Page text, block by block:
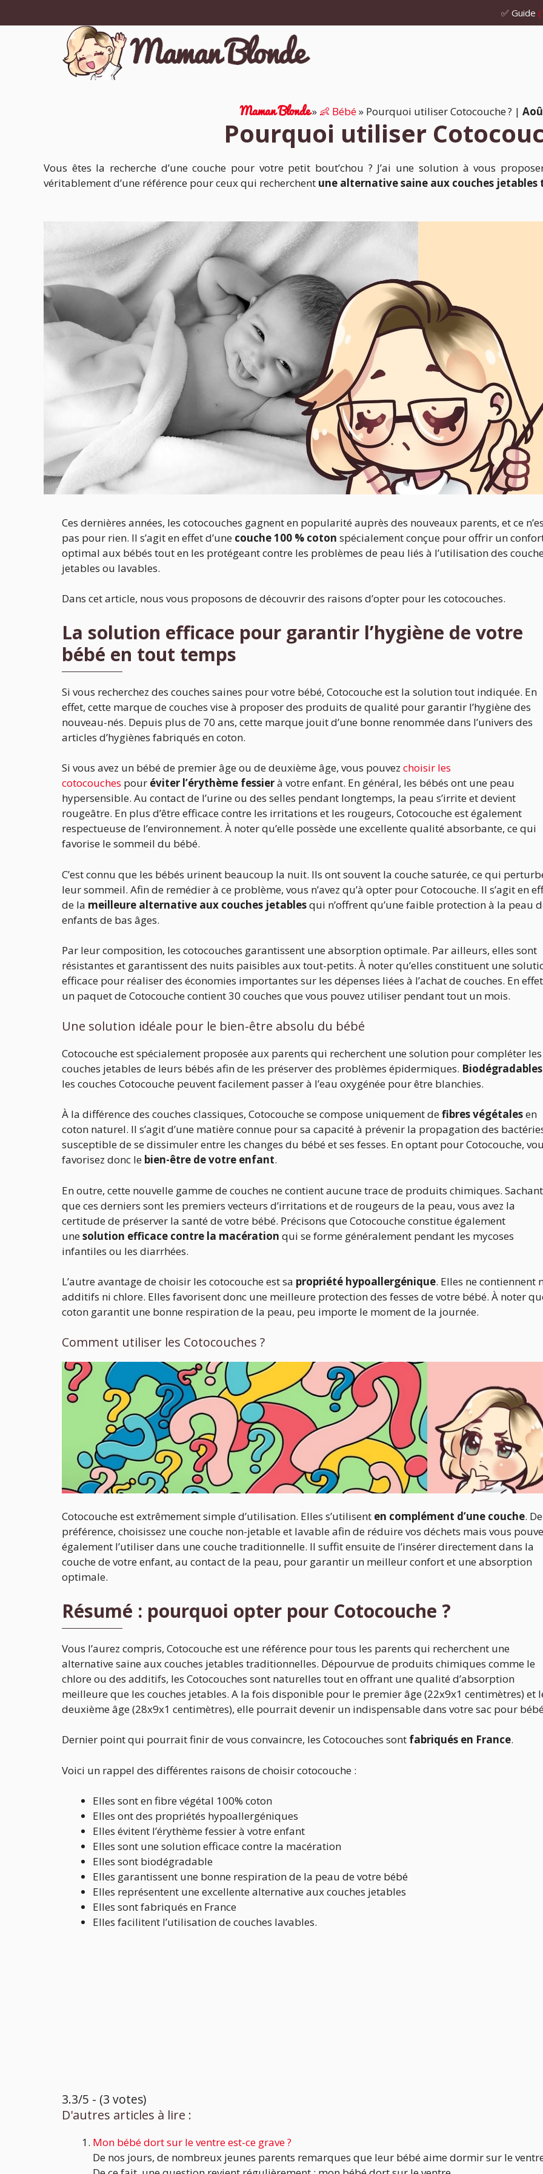
au
✅ Guide
Maman Blonde» 👶 Bébé» Pourquoi utiliser Cotocouche ? |
Pourquoi utiliser
Vous êtes la recherche d’une couche pour votre petit bout’chou ? J’ai une solution à vous
véritablement d’une référence pour ceux qui recherchent une alternative saine aux couches
Ces dernières années, les cotocouches gagnent en popularité auprès des nouveaux parents, et ce
pas pour rien. Il s’agit en effet d’une couche 100 % coton spécialement conçue pour offrir un
optimal aux bébés tout en les protégeant contre les problèmes de peau liés à l’utilisation des
jetables ou lavables.
Dans cet article, nous vous proposons de découvrir des raisons d’opter pour les cotocouches.
La solution efficace pour garantir l’hygiène de votre
bébé en tout temps
Si vous recherchez des couches saines pour votre bébé, Cotocouche est la solution tout indiquée. En
effet, cette marque de couches vise à proposer des produits de qualité pour garantir l’hygiène des
nouveau-nés. Depuis plus de 70 ans, cette marque jouit d’une bonne renommée dans l’univers des
articles d’hygiènes fabriqués en coton.
Si vous avez un bébé de premier âge ou de deuxième âge, vous pouvez choisir les
cotocouches pour éviter l’érythème fessierà votre enfant. En général, les bébés ont une peau
hypersensible. Au contact de l’urine ou des selles pendant longtemps, la peau s’irrite et devient
rougeâtre. En plus d’être efficace contre les irritations et les rougeurs, Cotocouche est également
respectueuse de l’environnement. À noter qu’elle possède une excellente qualité absorbante, ce qui
favorise le sommeil du bébé.
C’est connu que les bébés urinent beaucoup la nuit. Ils ont souvent la couche saturée, ce qui
leur sommeil. Afin de remédier à ce problème, vous n’avez qu’à opter pour Cotocouche. Il s’agit en
de la meilleure alternative aux couches jetablesqui n’offrent qu’une faible protection à la peau
enfants de bas âges.
Par leur composition, les cotocouches garantissent une absorption optimale. Par ailleurs, elles sont
résistantes et garantissent des nuits paisibles aux tout-petits. À noter qu’elles constituent une
efficace pour réaliser des économies importantes sur les dépenses liées à l’achat de couches. En
un paquet de Cotocouche contient 30 couches que vous pouvez utiliser pendant tout un mois.
Une solution idéale pour le bien-être absolu du bébé
Cotocouche est spécialement proposée aux parents qui recherchent une solution pour compléter les
couches jetables de leurs bébés afin de les préserver des problèmes épidermiques. Biodégradables
les couches Cotocouche peuvent facilement passer à l’eau oxygénée pour être blanchies.
À la différence des couches classiques, Cotocouche se compose uniquement defibres végétalesen
coton naturel. Il s’agit d’une matière connue pour sa capacité à prévenir la propagation des
susceptible de se dissimuler entre les changes du bébé et ses fesses. En optant pour Cotocouche,
favorisez donc le bien-être de votre enfant.
En outre, cette nouvelle gamme de couches ne contient aucune trace de produits chimiques. Sachant
que ces derniers sont les premiers vecteurs d’irritations et de rougeurs de la peau, vous avez la
certitude de préserver la santé de votre bébé. Précisons que Cotocouche constitue également
unesolution efficace contre la macération qui se forme généralement pendant les mycoses
infantiles ou les diarrhées.
L’autre avantage de choisir les cotocouche est sa propriété hypoallergénique. Elles ne contiennent
additifs ni chlore. Elles favorisent donc une meilleure protection des fesses de votre bébé. À noter
coton garantit une bonne respiration de la peau, peu importe le moment de la journée.
Comment utiliser les Cotocouches ?
Cotocouche est extrêmement simple d’utilisation. Elles s’utilisent en complément d’une couche. De
préférence, choisissez une couche non-jetable et lavable afin de réduire vos déchets mais vous
également l’utiliser dans une couche traditionnelle. Il suffit ensuite de l’insérer directement dans la
couche de votre enfant, au contact de la peau, pour garantir un meilleur confort et une absorption
optimale.
Résumé : pourquoi opter pour Cotocouche ?
Vous l’aurez compris, Cotocouche est une référence pour tous les parents qui recherchent une
alternative saine aux couches jetables traditionnelles. Dépourvue de produits chimiques comme le
chlore ou des additifs, les Cotocouches sont naturelles tout en offrant une qualité d’absorption
meilleure que les couches jetables. A la fois disponible pour le premier âge (22x9x1 centimètres) et
deuxième âge (28x9x1 centimètres), elle pourrait devenir un indispensable dans votre sac pour
Dernier point qui pourrait finir de vous convaincre, les Cotocouches sont fabriqués en France.
Voici un rappel des différentes raisons de choisir cotocouche :
Elles sont en fibre végétal 100% coton
Elles ont des propriétés hypoallergéniques
Elles évitent l’érythème fessier à votre enfant
Elles sont une solution efficace contre la macération
Elles sont biodégradable
Elles garantissent une bonne respiration de la peau de votre bébé
Elles représentent une excellente alternative aux couches jetables
Elles sont fabriqués en France
Elles facilitent l’utilisation de couches lavables.
3.3/5 - (3 votes)
D'autres articles à lire :
Mon bébé dort sur le ventre est-ce grave ?
De nos jours, de nombreux jeunes parents remarques que leur bébé aime dormir sur le